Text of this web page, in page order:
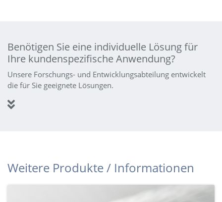
Benötigen Sie eine individuelle Lösung für
Ihre kundenspezifische Anwendung?
Unsere Forschungs- und Entwicklungsabteilung entwickelt
die für Sie geeignete Lösungen.
Weitere Produkte / Informationen